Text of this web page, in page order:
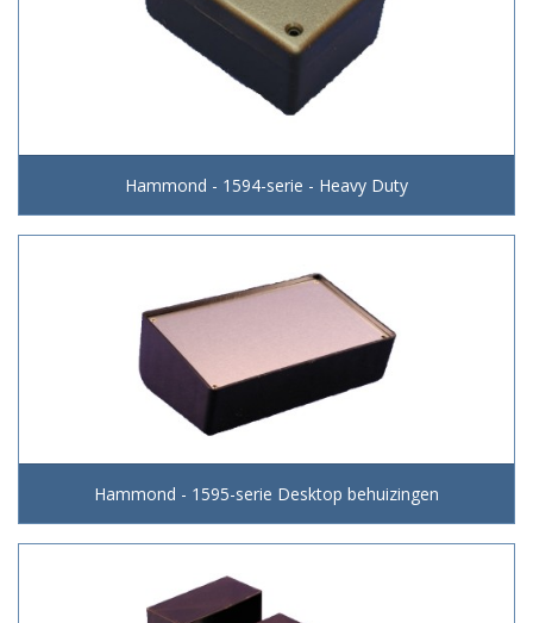
Hammond - 1594-serie - Heavy Duty
Hammond - 1595-serie Desktop behuizingen